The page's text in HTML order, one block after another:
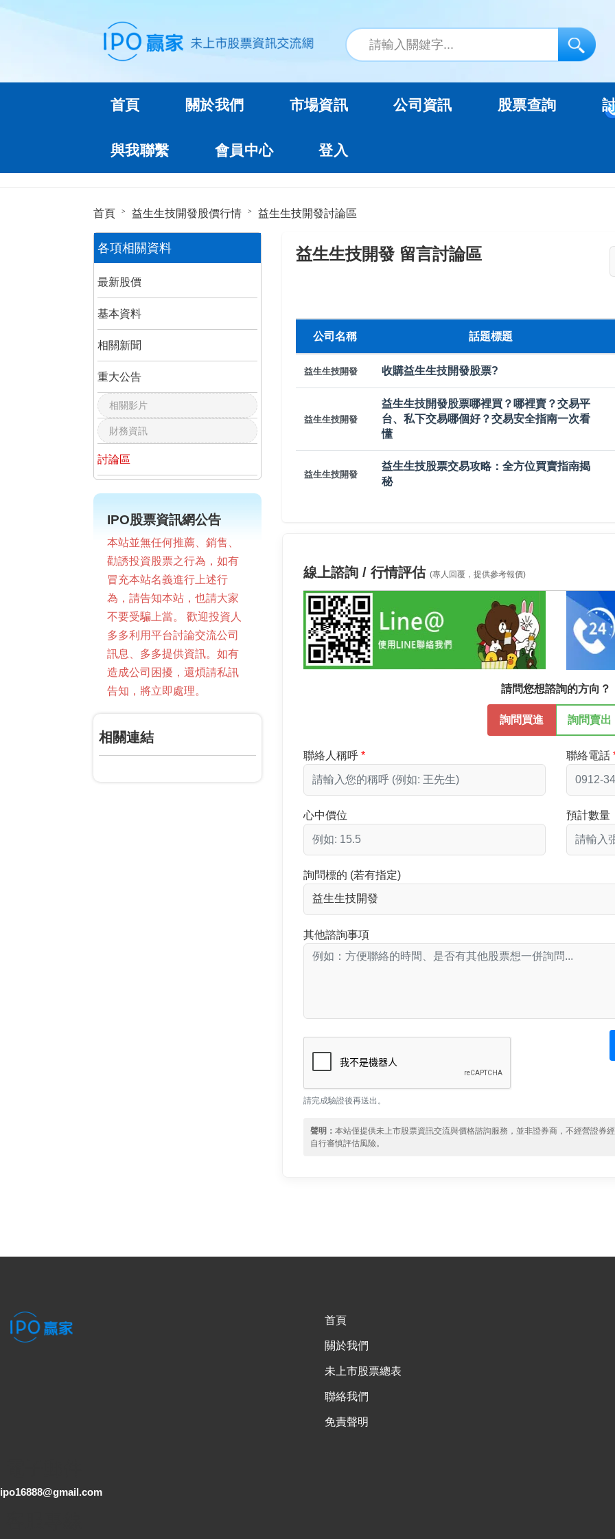
首頁 關於我們 市場資訊 公司資訊 股票查詢
與我聯繫 會員中心 登入
首頁 益生生技開發股價行情 益生生技開發討論區
各項相關資料
最新股價
基本資料
相關新聞
重大公告
相關影片
財務資訊
討論區
IPO股票資訊網公告
本站並無任何推薦、銷售、
勸誘投資股票之行為，如有
冒充本站名義進行上述行
為，請告知本站，也請大家
不要受騙上當。 歡迎投資人
多多利用平台討論交流公司
訊息、多多提供資訊。如有
造成公司困擾，還煩請私訊
告知，將立即處理。
相關連結
益生生技開發 留言討論區
公司名稱 話題標題
益生生技開發 收購益生生技開發股票?
益生生技開發
益生生技開發股票哪裡買？哪裡賣？交易平
台、私下交易哪個好？交易安全指南一次看
懂
益生生技開發
益生生技股票交易攻略：全方位買賣指南揭
秘
線上諮詢 / 行情評估(專人回覆，提供參考報價)
請問您想諮詢的方向？
詢問買進 詢問賣出
聯絡人稱呼 聯絡電話
心中價位 預計數量
詢問標的 (若有指定)
其他諮詢事項
請完成驗證後再送出。
聲明：本站僅提供未上市股票資訊交流與價格諮詢服務，並非證券商，不經營證券
自行審慎評估風險。
首頁
關於我們
未上市股票總表
聯絡我們
免責聲明
ipo16888@gmail.com